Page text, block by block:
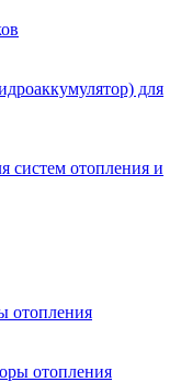
для
систем отопления и
отопления
отопления